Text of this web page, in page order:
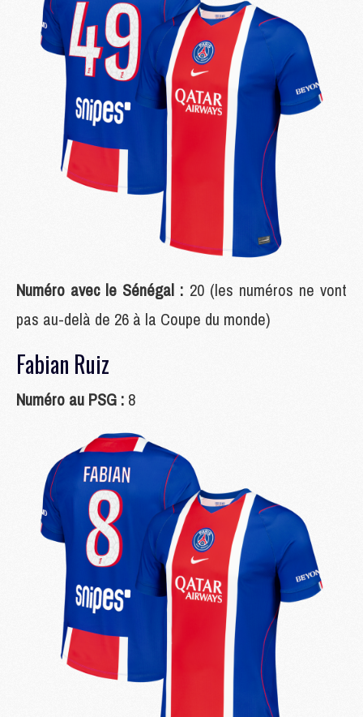
Numéro avec le Sénégal : 20 (les numéros ne vont
pas au-delà de 26 à la Coupe du monde)
Fabian Ruiz
Numéro au PSG : 8